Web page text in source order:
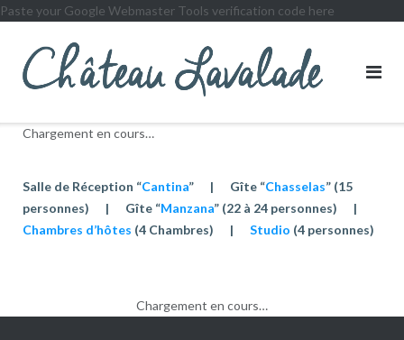
Paste your Google Webmaster Tools verification code here
Chargement en cours…
Salle de Réception “Cantina” | Gîte “Chasselas” (15
personnes) | Gîte “Manzana” (22 à 24 personnes) |
Chambres d’hôtes (4 Chambres) | Studio (4 personnes)
Chargement en cours…